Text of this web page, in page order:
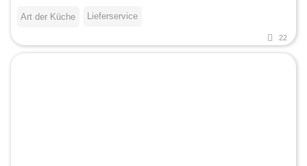
Art der Küche Lieferservice
22